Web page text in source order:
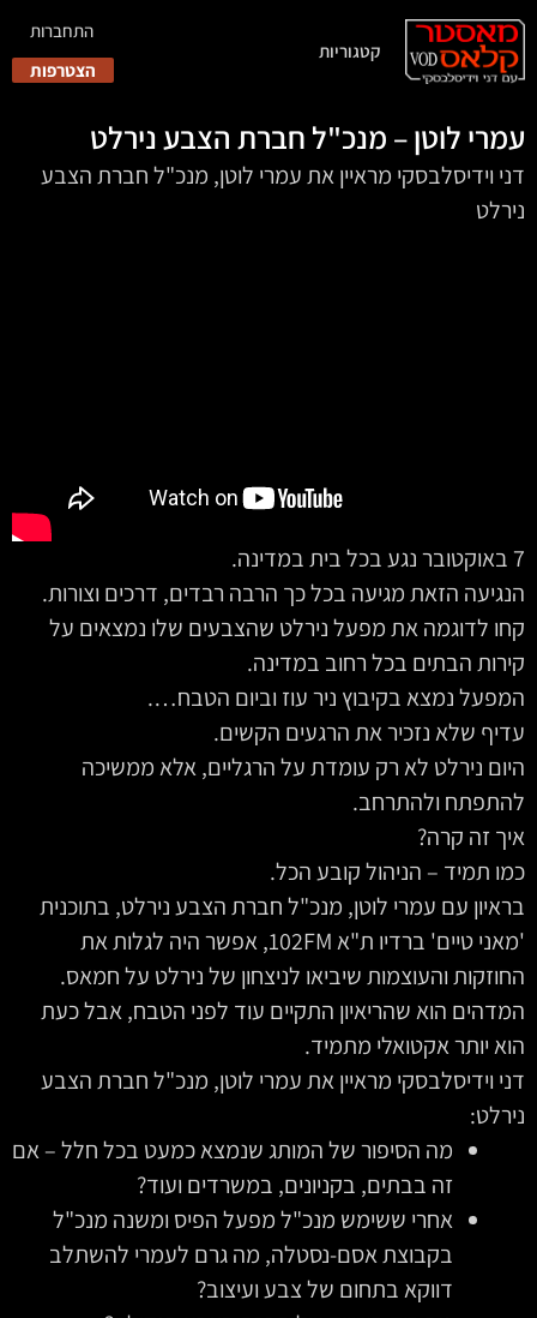
קטגוריות
התחברות
הצטרפות
עמרי לוטן – מנכ"ל חברת הצבע נירלט
דני וידיסלבסקי מראיין את עמרי לוטן, מנכ"ל חברת הצבע
נירלט
7 באוקטובר נגע בכל בית במדינה.
הנגיעה הזאת מגיעה בכל כך הרבה רבדים, דרכים וצורות.
קחו לדוגמה את מפעל נירלט שהצבעים שלו נמצאים על
קירות הבתים בכל רחוב במדינה.
המפעל נמצא בקיבוץ ניר עוז וביום הטבח….
עדיף שלא נזכיר את הרגעים הקשים.
היום נירלט לא רק עומדת על הרגליים, אלא ממשיכה
להתפתח ולהתרחב.
איך זה קרה?
כמו תמיד – הניהול קובע הכל.
בראיון עם עמרי לוטן, מנכ"ל חברת הצבע נירלט, בתוכנית
'מאני טיים' ברדיו ת"א 102FM, אפשר היה לגלות את
החוזקות והעוצמות שיביאו לניצחון של נירלט על חמאס.
המדהים הוא שהריאיון התקיים עוד לפני הטבח, אבל כעת
הוא יותר אקטואלי מתמיד.
דני וידיסלבסקי מראיין את עמרי לוטן, מנכ"ל חברת הצבע
נירלט:
מה הסיפור של המותג שנמצא כמעט בכל חלל – אם
זה בבתים, בקניונים, במשרדים ועוד?
אחרי ששימש מנכ"ל מפעל הפיס ומשנה מנכ"ל
בקבוצת אסם-נסטלה, מה גרם לעמרי להשתלב
דווקא בתחום של צבע ועיצוב?